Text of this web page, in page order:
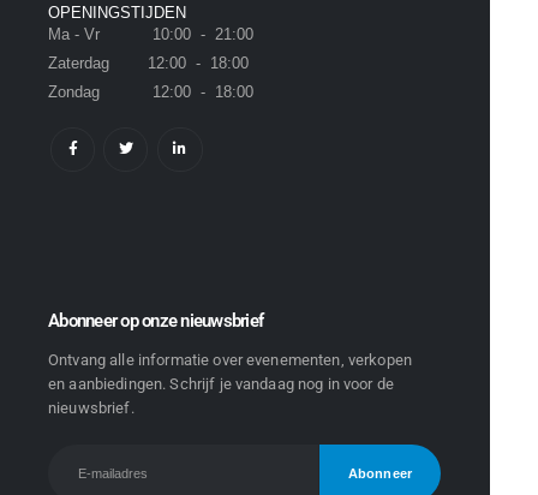
OPENINGSTIJDEN
Ma - Vr 10:00 - 21:00
Zaterdag 12:00 - 18:00
Zondag 12:00 - 18:00
Abonneer op onze nieuwsbrief
Ontvang alle informatie over evenementen, verkopen
en aanbiedingen. Schrijf je vandaag nog in voor de
nieuwsbrief.